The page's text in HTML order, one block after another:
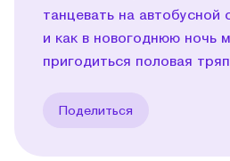
танцевать на автобусной
и как в новогоднюю ночь
пригодиться половая
Поделиться